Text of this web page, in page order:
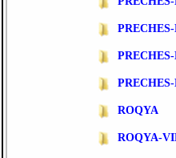
ROQYA
ROQYA-